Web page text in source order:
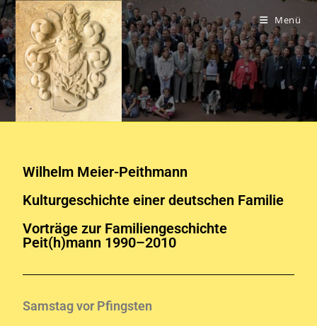
Menü
Wilhelm Meier-Peithmann
Kulturgeschichte einer deutschen Familie
Vorträge zur Familiengeschichte
Peit(h)mann 1990–2010
Samstag vor Pfingsten